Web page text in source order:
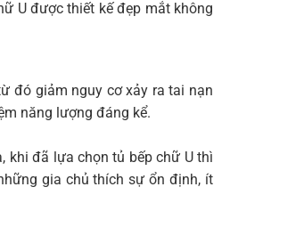
U được thiết kế đẹp mắt không
đó giảm nguy cơ xảy ra tai nạn
năng lượng đáng kể.
khi đã lựa chọn tủ bếp chữ U thì
gia chủ thích sự ổn định, ít